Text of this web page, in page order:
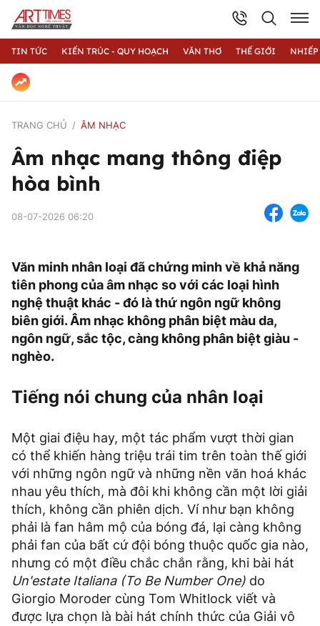
TIN TỨC KIẾN TRÚC - QUY HOẠCH VĂN THƠ THẾ GIỚI
TRANG CHỦ ÂM NHẠC
Âm nhạc mang thông điệp
hòa bình
08-07-2026 06:20
Văn minh nhân loại đã chứng minh về khả năng
tiên phong của âm nhạc so với các loại hình
nghệ thuật khác - đó là thứ ngôn ngữ không
biên giới. Âm nhạc không phân biệt màu da,
ngôn ngữ, sắc tộc, càng không phân biệt giàu -
nghèo.
Tiếng nói chung của nhân loại
Một giai điệu hay, một tác phẩm vượt thời gian
có thể khiến hàng triệu trái tim trên toàn thế giới
với những ngôn ngữ và những nền văn hoá khác
nhau yêu thích, mà đôi khi không cần một lời giải
thích, không cần phiên dịch. Ví như bạn không
phải là fan hâm mộ của bóng đá, lại càng không
phải fan của bất cứ đội bóng thuộc quốc gia nào,
nhưng có một điều chắc chắn rằng, khi bài hát
Un'estate Italiana (To Be Number One) do
Giorgio Moroder cùng Tom Whitlock viết và
được lựa chọn là bài hát chính thức của Giải vô